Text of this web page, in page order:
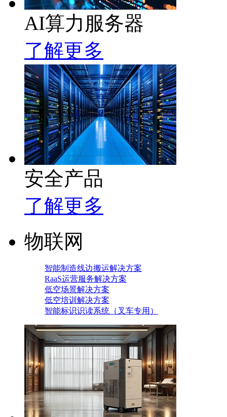
AI算力服务器
了解更多
安全产品
了解更多
物联网
智能制造线边搬运解决方案
RaaS运营服务解决方案
低空场景解决方案
低空培训解决方案
智能标识识读系统（叉车专用）